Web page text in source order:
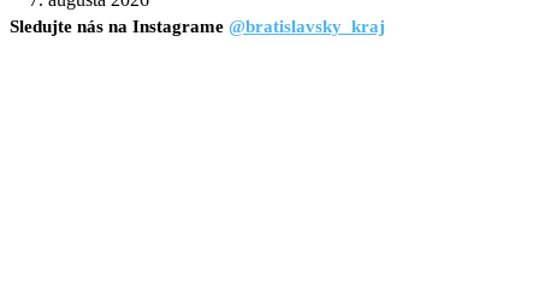
Sledujte nás na Instagrame @bratislavsky_kraj